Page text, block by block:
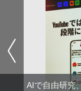
AIで自由研究